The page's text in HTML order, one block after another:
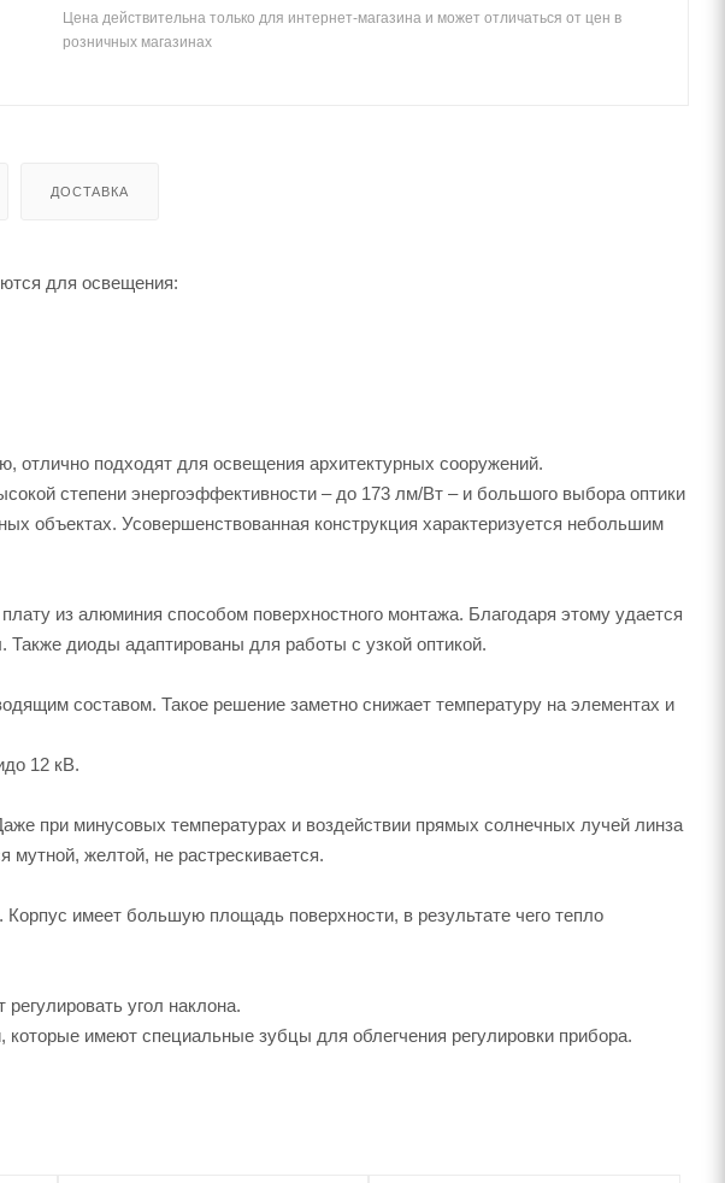
Цена действительна только для интернет-магазина и может отличаться от цен в
розничных магазинах
ДОСТАВКА
для освещения:
подходят для освещения архитектурных сооружений.
степени энергоэффективности – до 173 лм/Вт – и большого выбора оптики
объектах. Усовершенствованная конструкция характеризуется небольшим
из алюминия способом поверхностного монтажа. Благодаря этому удается
Также диоды адаптированы для работы с узкой оптикой.
составом. Такое решение заметно снижает температуру на элементах и
12 кВ.
при минусовых температурах и воздействии прямых солнечных лучей линза
мутной, желтой, не растрескивается.
имеет большую площадь поверхности, в результате чего тепло
угол наклона.
имеют специальные зубцы для облегчения регулировки прибора.